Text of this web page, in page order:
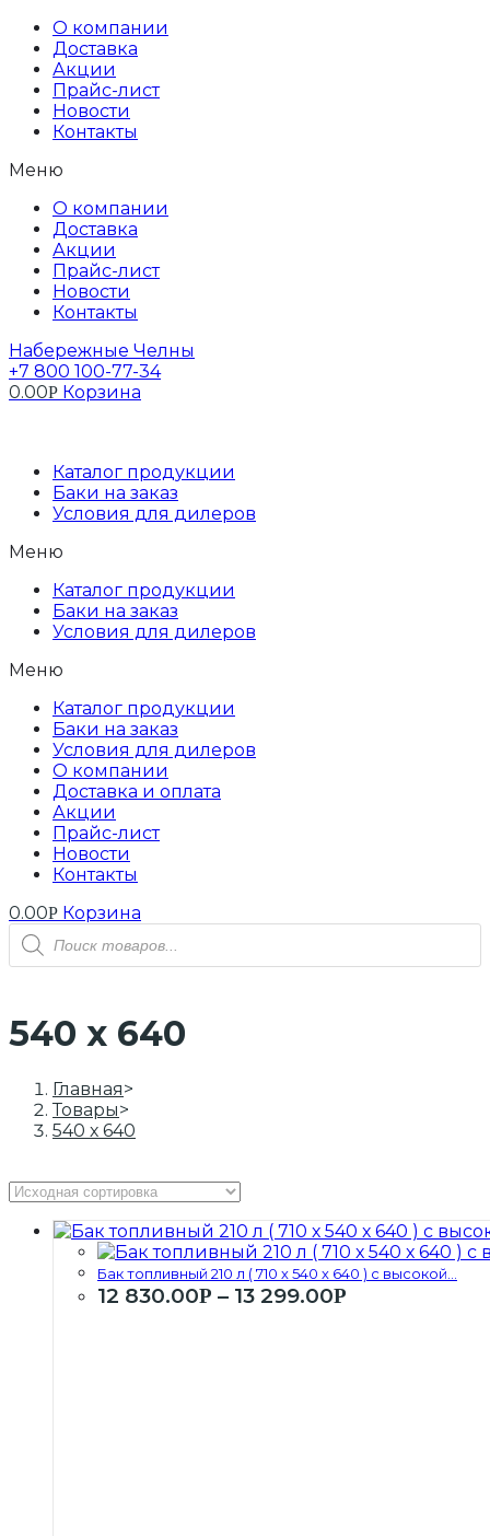
Перейти
содержимому
О компании
Доставка
Акции
Прайс-лист
Новости
Контакты
Меню
О компании
Доставка
Акции
Прайс-лист
Новости
Контакты
Набережные Челны
+7 800 100-77-34
0.00Р Корзина
Каталог продукции
Баки на заказ
Условия для дилеров
Меню
Каталог продукции
Баки на заказ
Условия для дилеров
Меню
Каталог продукции
Баки на заказ
Условия для дилеров
О компании
Доставка и оплата
Акции
Прайс-лист
Новости
Контакты
0.00Р Корзина
Поиск
товаров
540 х 640
Главная>
Товары>
540 х 640
Бак топливный 210 л ( 710 х 540 х 640 ) с высокой...
12 830.00Р – 13 299.00Р